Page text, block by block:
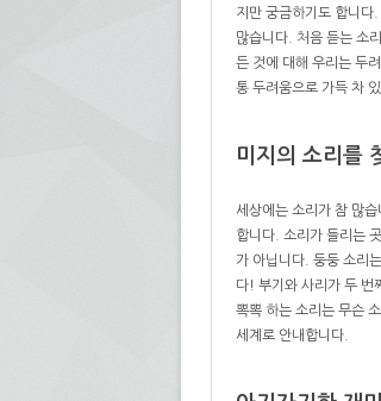
지만 궁금하기도 합니다
많습니다. 처음 듣는 소
든 것에 대해 우리는 두
통 두려움으로 가득 차
미지의 소리를
세상에는 소리가 참 많
합니다. 소리가 들리는
가 아닙니다. 둥둥 소리
다! 부기와 사리가 두 번
뽁뽁 하는 소리는 무슨
세계로 안내합니다.